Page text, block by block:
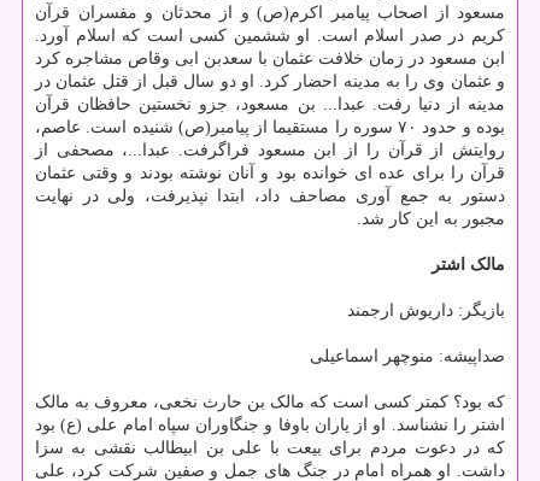
مسعود از اصحاب پیامبر اکرم(ص) و از محدثان و مفسران قرآن
کریم در صدر اسلام است. او ششمین کسی است که اسلام آورد.
ابن مسعود در زمان خلافت عثمان با سعدبن ابی وقاص مشاجره کرد
و عثمان وی را به مدینه احضار کرد. او دو سال قبل از قتل عثمان در
مدینه از دنیا رفت. عبدا... بن مسعود، جزو نخستین حافظان قرآن
بوده و حدود ۷۰ سوره را مستقیما از پیامبر(ص) شنیده است. عاصم،
روایتش از قرآن را از ابن مسعود فراگرفت. عبدا...، مصحفی از
قرآن را برای عده ای خوانده بود و آنان نوشته بودند و وقتی عثمان
دستور به جمع آوری مصاحف داد، ابتدا نپذیرفت، ولی در نهایت
مجبور به این کار شد.
مالک اشتر
بازیگر: داریوش ارجمند
صداپیشه: منوچهر اسماعیلی
که بود؟ کمتر کسی است که مالک بن حارث نخعی، معروف به مالک
اشتر را نشناسد. او از یاران باوفا و جنگاوران سپاه امام علی (ع) بود
که در دعوت مردم برای بیعت با علی بن ابیطالب نقشی به سزا
داشت. او همراه امام در جنگ های جمل و صفین شرکت کرد، علی